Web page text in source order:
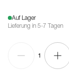
Auf Lager
Lieferung in 5-7 Tagen
1